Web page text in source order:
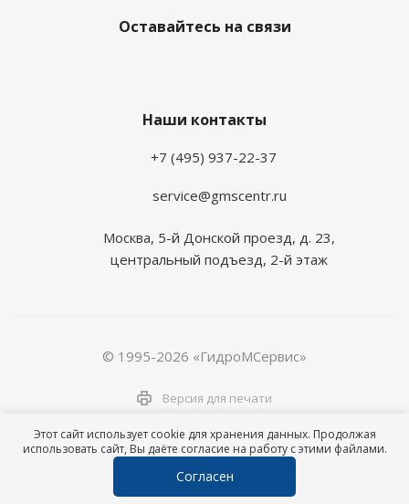
Оставайтесь на связи
Наши контакты
+7 (495) 937-22-37
service@gmscentr.ru
Москва, 5-й Донской проезд, д. 23,
центральный подъезд, 2-й этаж
© 1995-2026 «ГидроМСервис»
Версия для печати
Этот сайт использует cookie для хранения данных. Продолжая
использовать сайт, Вы даёте согласие на работу с этими файлами.
Согласен